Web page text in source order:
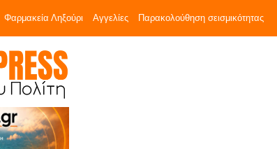
Φαρμακεία Ληξούρι Αγγελίες Παρακολούθηση σεισμικότητας